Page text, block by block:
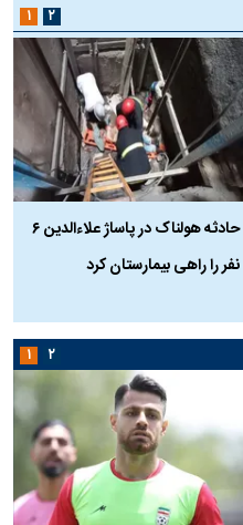
حادثه هولناک در پاساژ علاءالدین ۶
نفر را راهی بیمارستان کرد
۱ ۲
۱ ۲